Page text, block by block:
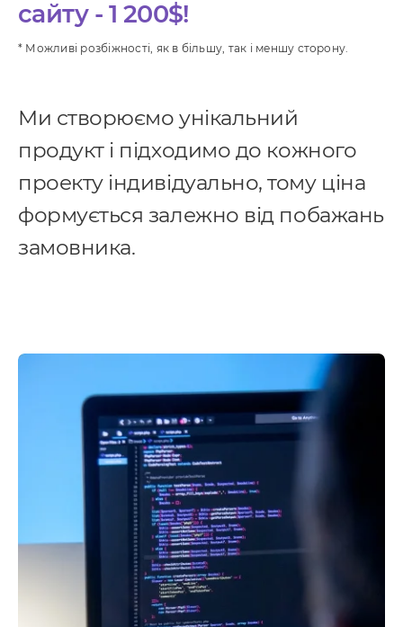
сайту - 1 200$!
* Можливі розбіжності, як в більшу, так і меншу сторону.
Ми створюємо унікальний
продукт і підходимо до кожного
проекту індивідуально, тому ціна
формується залежно від побажань
замовника.